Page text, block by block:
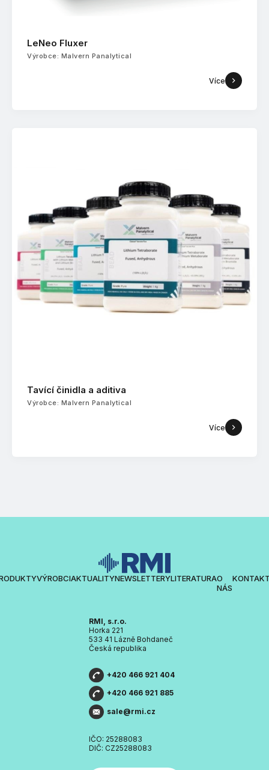
LeNeo Fluxer
Výrobce: Malvern Panalytical
Více
Tavící činidla a aditiva
Výrobce: Malvern Panalytical
Více
VÝROBCIAKTUALITYNEWSLETTERYLITERATURAO
NÁS
RMI, s.r.o.
Horka 221
533 41 Lázně Bohdaneč
Česká republika
+420 466 921 404
+420 466 921 885
sale@rmi.cz
IČO: 25288083
DIČ: CZ25288083